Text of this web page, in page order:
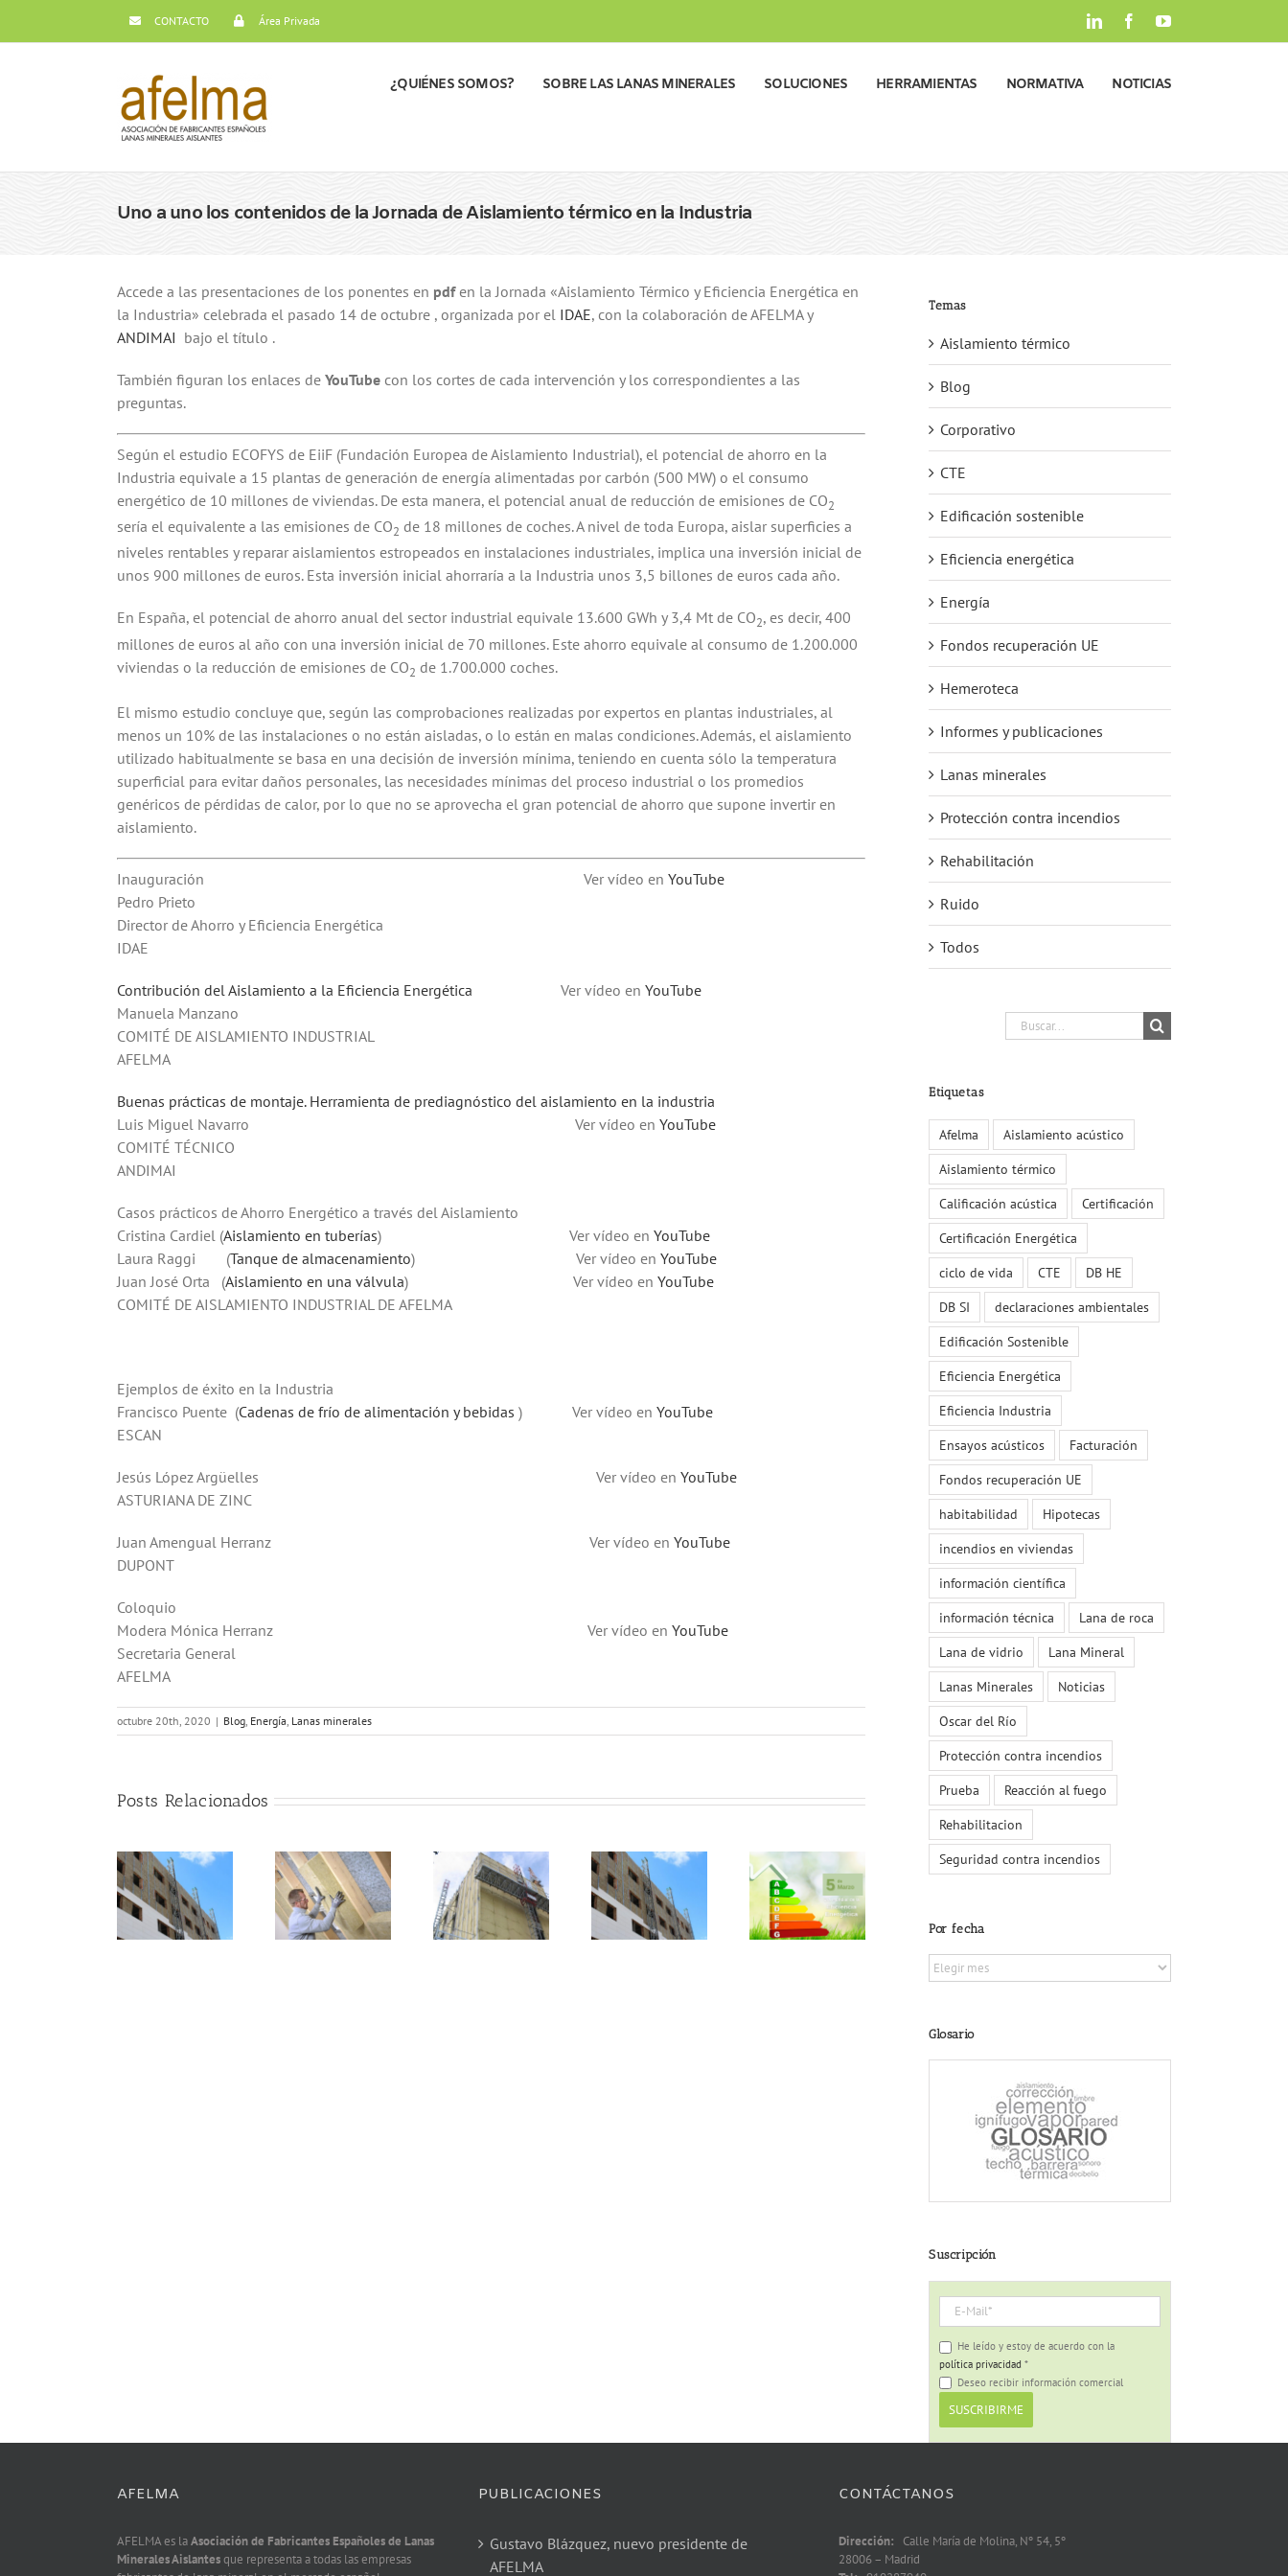
CONTACTO Área Privada LinkedInFacebookYouTube
¿QUIÉNES SOMOS? SOBRE LAS LANAS MINERALES SOLUCIONES HERRAMIENTAS NORMATIVA NOTICIAS
Uno a uno los contenidos de la Jornada de Aislamiento térmico en la Industria
Accede a las presentaciones de los ponentes en pdfen la Jornada «Aislamiento Térmico y Eficiencia Energética en
la Industria» celebrada el pasado 14 de octubre , organizada por el IDAE, con la colaboración de AFELMA y
ANDIMAI bajo el título .
También figuran los enlaces de YouTube con los cortes de cada intervención y los correspondientes a las
preguntas.
Según el estudio ECOFYS de EiiF (Fundación Europea de Aislamiento Industrial), el potencial de ahorro en la
Industria equivale a 15 plantas de generación de energía alimentadas por carbón (500 MW) o el consumo
energético de 10 millones de viviendas. De esta manera, el potencial anual de reducción de emisiones de CO2
sería el equivalente a las emisiones de CO2 de 18 millones de coches. A nivel de toda Europa, aislar superficies a
niveles rentables y reparar aislamientos estropeados en instalaciones industriales, implica una inversión inicial de
unos 900 millones de euros. Esta inversión inicial ahorraría a la Industria unos 3,5 billones de euros cada año.
En España, el potencial de ahorro anual del sector industrial equivale 13.600 GWh y 3,4 Mt de CO2, es decir, 400
millones de euros al año con una inversión inicial de 70 millones. Este ahorro equivale al consumo de 1.200.000
viviendas o la reducción de emisiones de CO2 de 1.700.000 coches.
El mismo estudio concluye que, según las comprobaciones realizadas por expertos en plantas industriales, al
menos un 10% de las instalaciones o no están aisladas, o lo están en malas condiciones. Además, el aislamiento
utilizado habitualmente se basa en una decisión de inversión mínima, teniendo en cuenta sólo la temperatura
superficial para evitar daños personales, las necesidades mínimas del proceso industrial o los promedios
genéricos de pérdidas de calor, por lo que no se aprovecha el gran potencial de ahorro que supone invertir en
aislamiento.
Inauguración Ver vídeo en YouTube
Pedro Prieto
Director de Ahorro y Eficiencia Energética
IDAE
Contribución del Aislamiento a la Eficiencia Energética Ver vídeo en YouTube
Manuela Manzano
COMITÉ DE AISLAMIENTO INDUSTRIAL
AFELMA
Buenas prácticas de montaje. Herramienta de prediagnóstico del aislamiento en la industria
Luis Miguel Navarro Ver vídeo en YouTube
COMITÉ TÉCNICO
ANDIMAI
Casos prácticos de Ahorro Energético a través del Aislamiento
Cristina Cardiel (Aislamiento en tuberías) Ver vídeo en YouTube
Laura Raggi (Tanque de almacenamiento) Ver vídeo en YouTube
Juan José Orta (Aislamiento en una válvula) Ver vídeo en YouTube
COMITÉ DE AISLAMIENTO INDUSTRIAL DE AFELMA
Ejemplos de éxito en la Industria
Francisco Puente (Cadenas de frío de alimentación y bebidas ) Ver vídeo en YouTube
ESCAN
Jesús López Argüelles Ver vídeo en YouTube
ASTURIANA DE ZINC
Juan Amengual Herranz Ver vídeo en YouTube
DUPONT
Coloquio
Modera Mónica Herranz Ver vídeo en YouTube
Secretaria General
AFELMA
octubre 20th, 2020 | Blog Energía Lanas minerales
Posts Relacionados
de las lanas
minerales en
España crece
a mayor ritmo
en 2022 y
8 de
noviembre:
Día Mundial
del
22 de abril,
Día
Internacional
de la Madre
Día Mundial
de la
Eficiencia
Energética
lamenta la
oportunidad
perdida en la
nueva Ley de
Vivienda para
impulsar el
La
facturación
de las lanas
en 2022 y
sube 28
puntos
Urbanismo
Temas
Aislamiento térmico
Blog
Corporativo
CTE
Edificación sostenible
Eficiencia energética
Energía
Fondos recuperación UE
Hemeroteca
Informes y publicaciones
Lanas minerales
Protección contra incendios
Rehabilitación
Ruido
Todos
Buscar:
Etiquetas
Afelma
Aislamiento acústico
Aislamiento térmico
Calificación acústica
Certificación
Certificación Energética
ciclo de vida
CTE
DB HE
DB SI
declaraciones ambientales
Edificación Sostenible
Eficiencia Energética
Eficiencia Industria
Ensayos acústicos
Facturación
Fondos recuperación UE
habitabilidad
Hipotecas
incendios en viviendas
información científica
información técnica
Lana de roca
Lana de vidrio
Lana Mineral
Lanas Minerales
Noticias
Oscar del Río
Protección contra incendios
Prueba
Reacción al fuego
Rehabilitacion
Seguridad contra incendios
Por fecha
Por
fecha
Glosario
Suscripción
He leído y estoy de acuerdo con la
política privacidad *
Deseo recibir información comercial
AFELMA
AFELMA es laAsociación de Fabricantes Españoles de Lanas
Minerales Aislantesque representa a todas las empresas
PUBLICACIONES
Gustavo Blázquez, nuevo presidente de
AFELMA
CONTÁCTANOS
Dirección: Calle María de Molina, Nº 54, 5º
28006 – Madrid